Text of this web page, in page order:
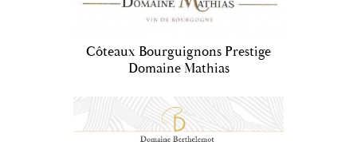
Côteaux Bourguignons Prestige
Domaine Mathias